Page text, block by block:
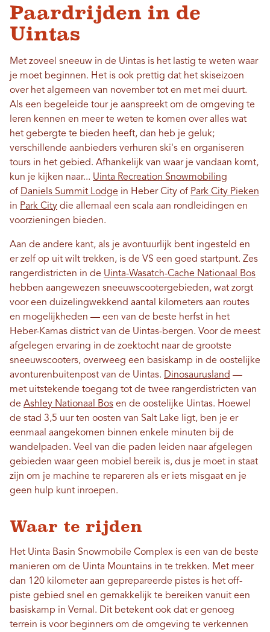
Paardrijden in de
Uintas
Met zoveel sneeuw in de Uintas is het lastig te weten waar
je moet beginnen. Het is ook prettig dat het skiseizoen
over het algemeen van november tot en met mei duurt.
Als een begeleide tour je aanspreekt om de omgeving te
leren kennen en meer te weten te komen over alles wat
het gebergte te bieden heeft, dan heb je geluk;
verschillende aanbieders verhuren ski's en organiseren
tours in het gebied. Afhankelijk van waar je vandaan komt,
kun je kijken naar... Uinta Recreation Snowmobiling
of Daniels Summit Lodge in Heber City of Park City Pieken
in Park City die allemaal een scala aan rondleidingen en
voorzieningen bieden.
Aan de andere kant, als je avontuurlijk bent ingesteld en
er zelf op uit wilt trekken, is de VS een goed startpunt. Zes
rangerdistricten in de Uinta-Wasatch-Cache Nationaal Bos
hebben aangewezen sneeuwscootergebieden, wat zorgt
voor een duizelingwekkend aantal kilometers aan routes
en mogelijkheden — een van de beste herfst in het
Heber-Kamas district van de Uintas-bergen. Voor de meest
afgelegen ervaring in de zoektocht naar de grootste
sneeuwscooters, overweeg een basiskamp in de oostelijke
avonturenbuitenpost van de Uintas. Dinosaurusland —
met uitstekende toegang tot de twee rangerdistricten van
de Ashley Nationaal Bos en de oostelijke Uintas. Hoewel
de stad 3,5 uur ten oosten van Salt Lake ligt, ben je er
eenmaal aangekomen binnen enkele minuten bij de
wandelpaden. Veel van die paden leiden naar afgelegen
gebieden waar geen mobiel bereik is, dus je moet in staat
zijn om je machine te repareren als er iets misgaat en je
geen hulp kunt inroepen.
Waar te rijden
Het Uinta Basin Snowmobile Complex is een van de beste
manieren om de Uinta Mountains in te trekken. Met meer
dan 120 kilometer aan geprepareerde pistes is het off-
piste gebied snel en gemakkelijk te bereiken vanuit een
basiskamp in Vernal. Dit betekent ook dat er genoeg
terrein is voor beginners om de omgeving te verkennen